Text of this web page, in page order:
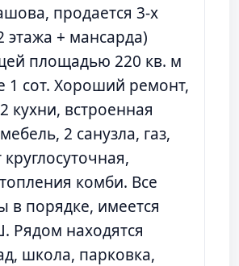
продается 3-х
этажа + мансарда)
площадью 220 кв. м
1 сот. Хороший ремонт,
кухни, встроенная
2 санузла, газ,
круглосуточная,
комби. Все
в порядке, имеется
находятся
школа, парковка,